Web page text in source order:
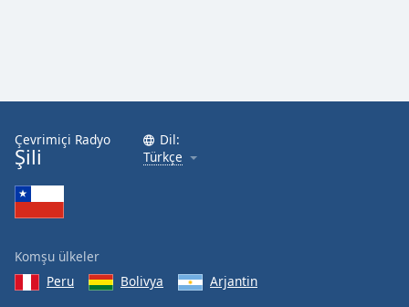
Çevrimiçi Radyo
Şili
Dil:
Türkçe
Komşu ülkeler
Peru
Bolivya Arjantin